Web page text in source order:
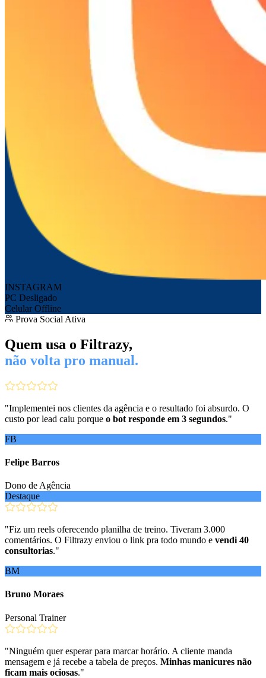
INSTAGRAM
PC Desligado
Celular Offline
Prova Social Ativa
Quem usa o Filtrazy,
não volta pro manual.
"Implementei nos clientes da agência e o resultado foi absurdo. O
custo por lead caiu porque o bot responde em 3 segundos."
FB
Felipe Barros
Dono de Agência
Destaque
"Fiz um reels oferecendo planilha de treino. Tiveram 3.000
comentários. O Filtrazy enviou o link pra todo mundo e vendi 40
consultorias."
BM
Bruno Moraes
Personal Trainer
"Ninguém quer esperar para marcar horário. A cliente manda
mensagem e já recebe a tabela de preços. Minhas manicures não
ficam mais ociosas."